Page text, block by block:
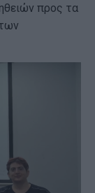
προς τα